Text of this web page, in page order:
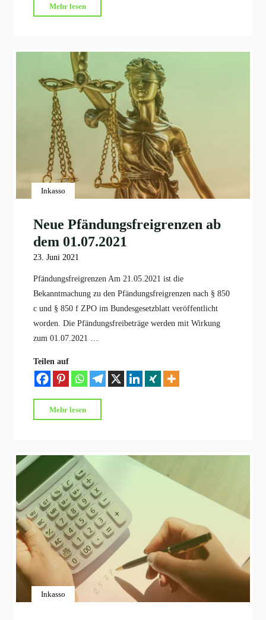
Mehr lesen
01.07.2022"
Inkasso
Neue Pfändungsfreigrenzen ab
dem 01.07.2021
23. Juni 2021
Pfändungsfreigrenzen Am 21.05.2021 ist die
Bekanntmachung zu den Pfändungsfreigrenzen nach § 850
c und § 850 f ZPO im Bundesgesetzblatt veröffentlicht
worden. Die Pfändungsfreibeträge werden mit Wirkung
zum 01.07.2021 …
Teilen auf
Mehr lesen
dem
01.07.2021"
Inkasso